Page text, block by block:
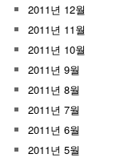
2011년 12월
2011년 11월
2011년 10월
2011년 9월
2011년 8월
2011년 7월
2011년 6월
2011년 5월